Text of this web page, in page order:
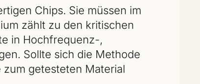
Chips. Sie müssen im
zählt zu den kritischen
in Hochfrequenz-,
Sollte sich die Methode
getesteten Material